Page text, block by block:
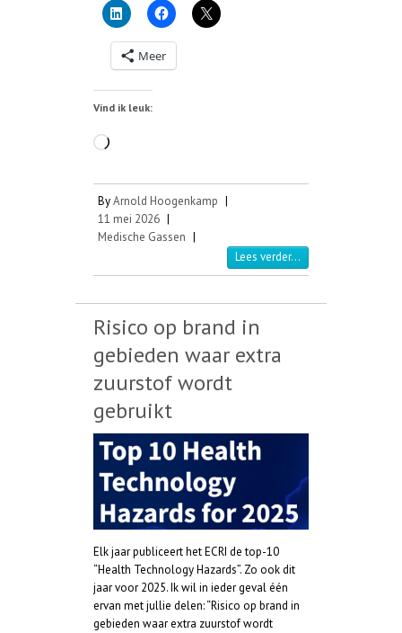
Meer
Vind ik leuk:
Aan
ByArnold Hoogenkamp |
11 mei 2026 |
Medische Gassen |
Lees verder...
Risico op brand in
gebieden waar extra
zuurstof wordt
gebruikt
Elk jaar publiceert het ECRI de top-10
“Health Technology Hazards”. Zo ook dit
jaar voor 2025. Ik wil in ieder geval één
ervan met jullie delen: “Risico op brand in
gebieden waar extra zuurstof wordt